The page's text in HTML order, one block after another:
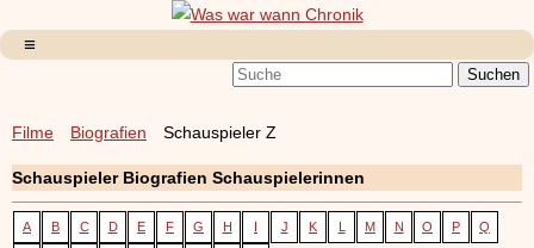
Filme Biografien Schauspieler Z
Schauspieler Biografien Schauspielerinnen
A B C D E F G H J K M N O P Q